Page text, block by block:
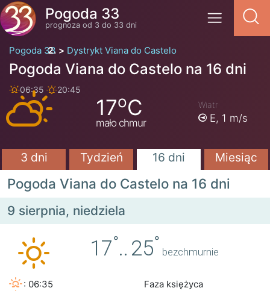
Pogoda 33
prognoza od 3 do 33 dni
Pogoda 33 Dystrykt Viana do Castelo
Pogoda Viana do Castelo na 16 dni
06:35 20:45
17oC
mało chmur
Wiatr
E, 1 m/s
3 dni Tydzień 16 dni Miesiąc
Pogoda Viana do Castelo na 16 dni
9 sierpnia, niedziela
17°.. 25°
bezchmurnie
: 06:35
Faza księżyca